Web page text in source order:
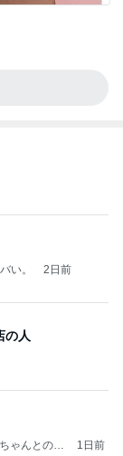
い。 2日前
の人
ゃんとのは
1日前